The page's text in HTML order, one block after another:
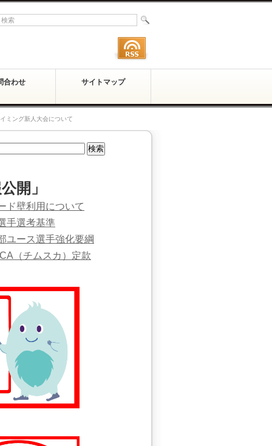
合わせ サイトマップ
ミング新人大会について
開」
ド壁利用について
手選考基準
ユース選手強化要綱
（チムスカ）定款